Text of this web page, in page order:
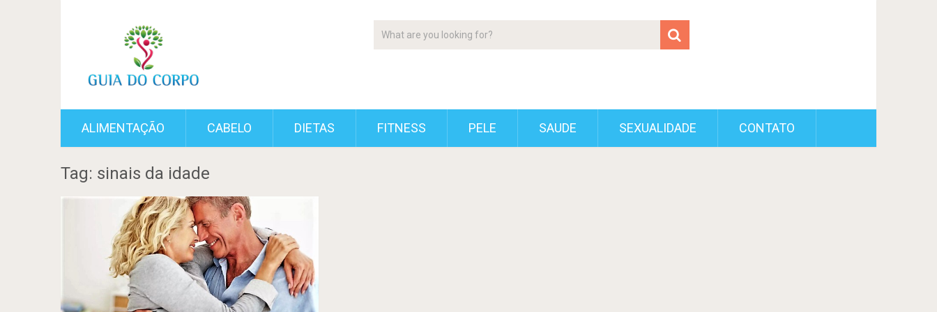
ALIMENTAÇÃO CABELO DIETAS FITNESS PELE SAUDE SEXUALIDADE CONTATO
Tag: sinais da idade